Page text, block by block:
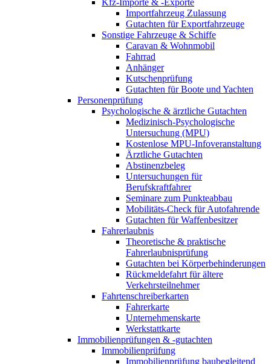
Importfahrzeug Zulassung
Gutachten für Exportfahrzeuge
Sonstige Fahrzeuge & Schiffe
Caravan & Wohnmobil
Fahrrad
Anhänger
Kutschenprüfung
Gutachten für Boote und Yachten
Personenprüfung
Psychologische & ärztliche Gutachten
Medizinisch-Psychologische
Untersuchung (MPU)
Kostenlose MPU-Infoveranstaltung
Ärztliche Gutachten
Abstinenzbeleg
Untersuchungen für
Berufskraftfahrer
Seminare zum Punkteabbau
Mobilitäts-Check für Autofahrende
Gutachten für Waffenbesitzer
Fahrerlaubnis
Theoretische & praktische
Fahrerlaubnisprüfung
Gutachten bei Körperbehinderungen
Rückmeldefahrt für ältere
Verkehrsteilnehmer
Fahrtenschreiberkarten
Fahrerkarte
Unternehmenskarte
Werkstattkarte
Immobilienprüfungen & -gutachten
Immobilienprüfung
Immobilienprüfung baubegleitend